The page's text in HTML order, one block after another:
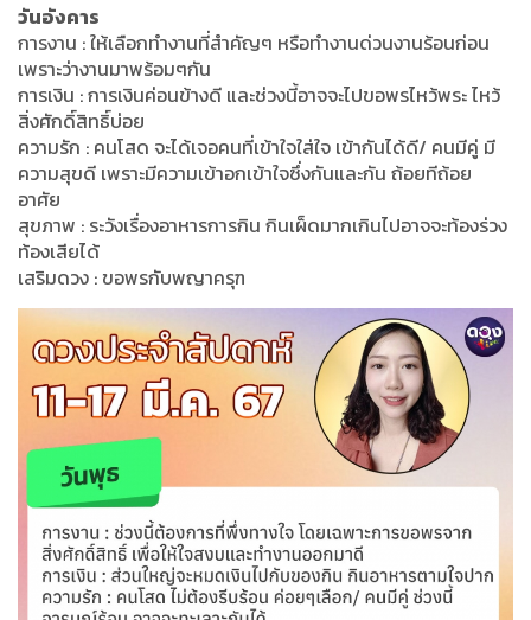
วันอังคาร
การงาน : ให้เลือกทำงานที่สำคัญๆ หรือทำงานด่วนงานร้อนก่อน
เพราะว่างานมาพร้อมๆกัน
การเงิน : การเงินค่อนข้างดี และช่วงนี้อาจจะไปขอพรไหว้พระ ไหว้
สิ่งศักดิ์สิทธิ์บ่อย
ความรัก : คนโสด จะได้เจอคนที่เข้าใจใส่ใจ เข้ากันได้ดี/ คนมีคู่ มี
ความสุขดี เพราะมีความเข้าอกเข้าใจซึ่งกันและกัน ถ้อยทีถ้อย
อาศัย
สุขภาพ : ระวังเรื่องอาหารการกิน กินเผ็ดมากเกินไปอาจจะท้องร่วง
ท้องเสียได้
เสริมดวง : ขอพรกับพญาครุฑ